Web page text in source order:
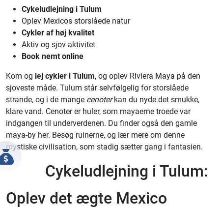
Cykeludlejning i Tulum
Oplev Mexicos storslåede natur
Cykler af høj kvalitet
Aktiv og sjov aktivitet
Book nemt online
Kom og lej cykler i Tulum, og oplev Riviera Maya på den
sjoveste måde. Tulum står selvfølgelig for storslåede
strande, og i de mange cenoterkan du nyde det smukke,
klare vand. Cenoter er huler, som mayaerne troede var
indgangen til underverdenen. Du finder også den gamle
maya-by her. Besøg ruinerne, og lær mere om denne
mystiske civilisation, som stadig sætter gang i fantasien.
Cykeludlejning i Tulum:
Oplev det ægte Mexico